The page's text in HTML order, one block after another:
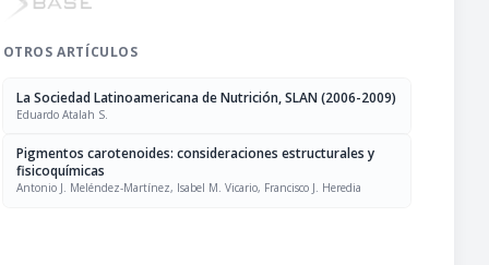
OTROS ARTÍCULOS
La Sociedad Latinoamericana de Nutrición, SLAN (2006-2009)
Eduardo Atalah S.
Pigmentos carotenoides: consideraciones estructurales y
fisicoquímicas
Antonio J. Meléndez-Martínez, Isabel M. Vicario, Francisco J. Heredia